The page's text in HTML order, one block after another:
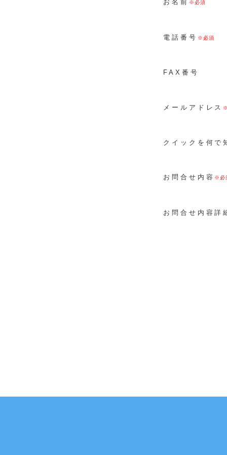
お名前
電話番号
FAX番号
メールアドレス
クイックを何で
お問合せ内容
お問合せ内容詳